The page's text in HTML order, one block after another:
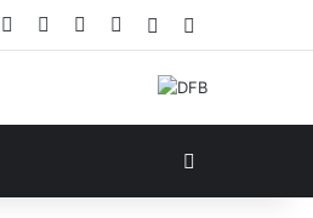
Facebook YouTube
RSS Ausazko